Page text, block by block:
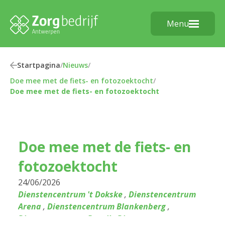
Menu
Startpagina/Nieuws/
Doe mee met de fiets- en fotozoektocht/
Doe mee met de fiets- en fotozoektocht
Doe mee met de fiets- en
fotozoektocht
24/06/2026
Dienstencentrum 't Dokske, Dienstencentrum
Arena , Dienstencentrum Blankenberg,
Dienstencentrum Bosuil
Dienstencentrum